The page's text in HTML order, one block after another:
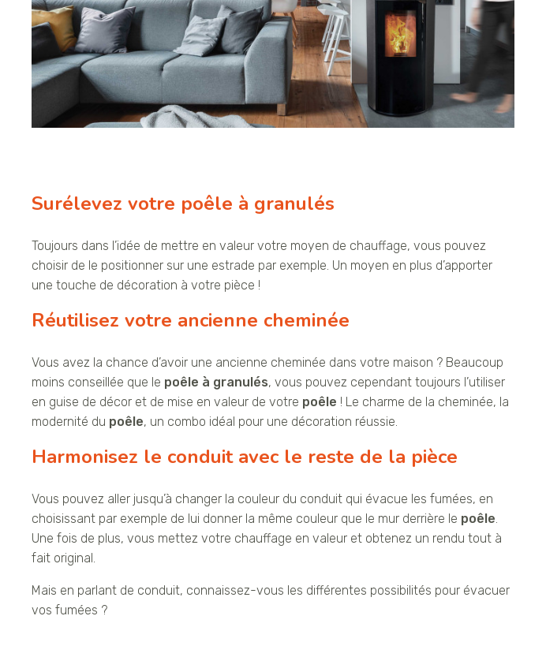
Surélevez votre poêle à granulés
Toujours dans l’idée de mettre en valeur votre moyen de chauffage, vous pouvez
choisir de le positionner sur une estrade par exemple. Un moyen en plus d’apporter
une touche de décoration à votre pièce !
Réutilisez votre ancienne cheminée
Vous avez la chance d’avoir une ancienne cheminée dans votre maison ? Beaucoup
moins conseillée que le poêle à granulés, vous pouvez cependant toujours l’utiliser
en guise de décor et de mise en valeur de votre poêle ! Le charme de la cheminée, la
modernité du poêle, un combo idéal pour une décoration réussie.
Harmonisez le conduit avec le reste de la pièce
Vous pouvez aller jusqu’à changer la couleur du conduit qui évacue les fumées, en
choisissant par exemple de lui donner la même couleur que le mur derrière le poêle
Une fois de plus, vous mettez votre chauffage en valeur et obtenez un rendu tout à
fait original.
Mais en parlant de conduit, connaissez-vous les différentes possibilités pour évacuer
vos fumées ?